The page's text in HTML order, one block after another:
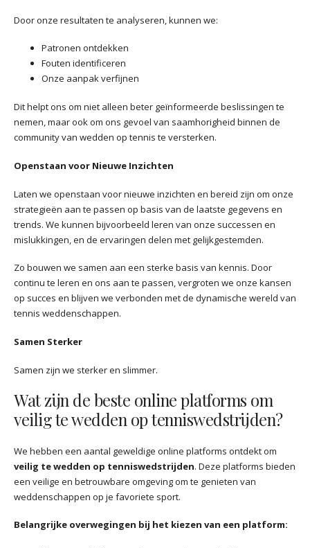
Door onze resultaten te analyseren, kunnen we:
Patronen ontdekken
Fouten identificeren
Onze aanpak verfijnen
Dit helpt ons om niet alleen beter geïnformeerde beslissingen te
nemen, maar ook om ons gevoel van saamhorigheid binnen de
community van wedden op tennis te versterken.
Openstaan voor Nieuwe Inzichten
Laten we openstaan voor nieuwe inzichten en bereid zijn om onze
strategieën aan te passen op basis van de laatste gegevens en
trends. We kunnen bijvoorbeeld leren van onze successen en
mislukkingen, en de ervaringen delen met gelijkgestemden.
Zo bouwen we samen aan een sterke basis van kennis. Door
continu te leren en ons aan te passen, vergroten we onze kansen
op succes en blijven we verbonden met de dynamische wereld van
tennis weddenschappen.
Samen Sterker
Samen zijn we sterker en slimmer.
Wat zijn de beste online platforms om
veilig te wedden op tenniswedstrijden?
We hebben een aantal geweldige online platforms ontdekt om
veilig te wedden op tenniswedstrijden. Deze platforms bieden
een veilige en betrouwbare omgeving om te genieten van
weddenschappen op je favoriete sport.
Belangrijke overwegingen bij het kiezen van een platform: